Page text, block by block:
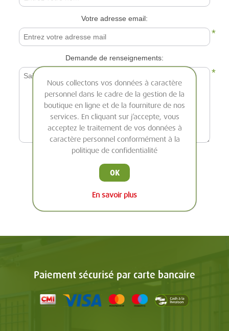
Votre adresse email:
*
Demande de renseignements:
*
ENVOYER
Paiement sécurisé par carte bancaire
Nous collectons vos données à caractère
personnel dans le cadre de la gestion de la
boutique en ligne et de la fourniture de nos
services. En cliquant sur j’accepte, vous
acceptez le traitement de vos données à
caractère personnel conformément à la
politique de confidentialité
OK
En savoir plus